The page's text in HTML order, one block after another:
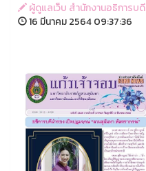
ผู้ดูแลเว็บ สำนักงานอธิการบดี
16 มีนาคม 2564 09:37:36